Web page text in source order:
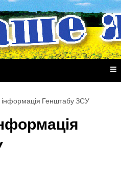
Генштабу ЗСУ